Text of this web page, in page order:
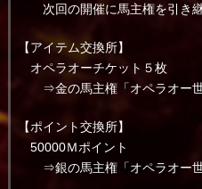
次回の開催に馬主権を引き継
【アイテム交換所】
オペラオーチケット５枚
⇒金の馬主権「オペラオー世
【ポイント交換所】
50000Ｍポイント
⇒銀の馬主権「オペラオー世